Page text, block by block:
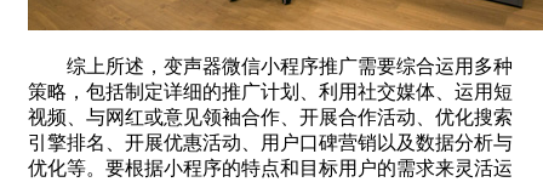
综上所述，变声器微信小程序推广需要综合运用多种
策略，包括制定详细的推广计划、利用社交媒体、运用短
视频、与网红或意见领袖合作、开展合作活动、优化搜索
引擎排名、开展优惠活动、用户口碑营销以及数据分析与
优化等。要根据小程序的特点和目标用户的需求来灵活运